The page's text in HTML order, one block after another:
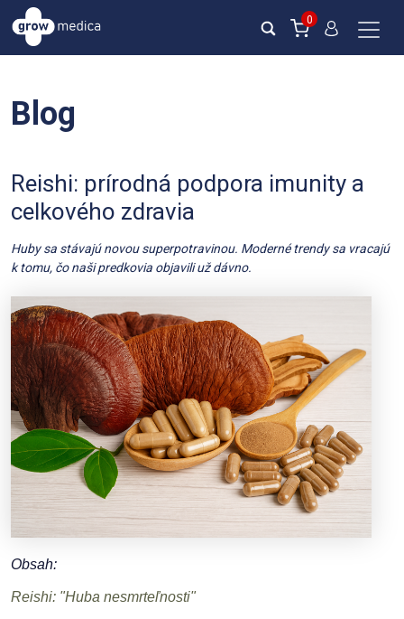
0
Blog
Reishi: prírodná podpora imunity a
celkového zdravia
Huby sa stávajú novou superpotravinou. Moderné trendy sa vracajú
k tomu, čo naši predkovia objavili už dávno.
Obsah:
Reishi: "Huba nesmrteľnosti"